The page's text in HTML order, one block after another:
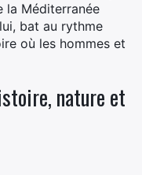
la Méditerranée
bat au rythme
où les hommes et
nature et